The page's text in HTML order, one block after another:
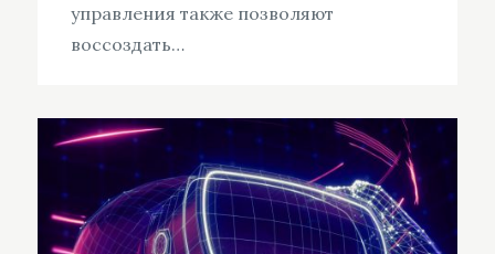
управления также позволяют
воссоздать…